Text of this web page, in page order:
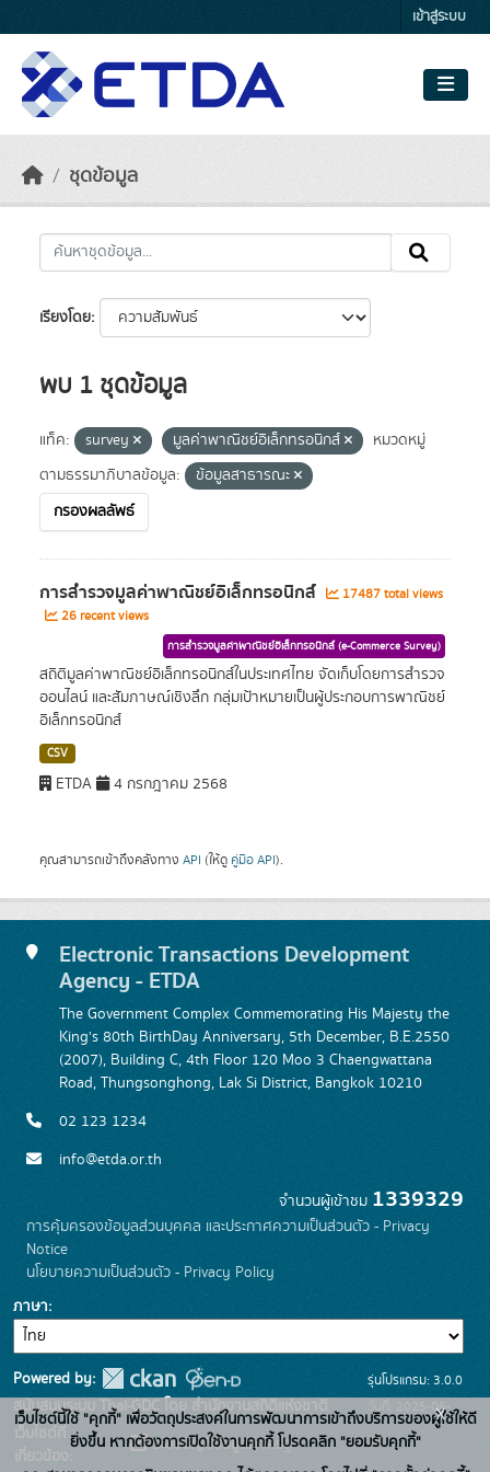
เข้าสู่ระบบ
ชุดข้อมูล
เรียงโดย
พบ 1 ชุดข้อมูล
แท็ค: survey มูลค่าพาณิชย์อิเล็กทรอนิกส์
หมวดหมู่
ตามธรรมาภิบาลข้อมูล:
ข้อมูลสาธารณะ
กรองผลลัพธ์
การสำรวจมูลค่าพาณิชย์อิเล็กทรอนิกส์
17487 total views
26 recent views
การสำรวจมูลค่าพาณิชย์อิเล็กทรอนิกส์ (e-Commerce Survey)
สถิติมูลค่าพาณิชย์อิเล็กทรอนิกส์ในประเทศไทย จัดเก็บโดยการสำรวจ
ออนไลน์ และสัมภาษณ์เชิงลึก กลุ่มเป้าหมายเป็นผู้ประกอบการพาณิชย์
อิเล็กทรอนิกส์
CSV
ETDA 4 กรกฎาคม 2568
คุณสามารถเข้าถึงคลังทาง API (ให้ดู คู่มือ API).
Electronic Transactions Development
Agency - ETDA
The Government Complex Commemorating His Majesty the
King's 80th BirthDay Anniversary, 5th December, B.E.2550
(2007), Building C, 4th Floor 120 Moo 3 Chaengwattana
Road, Thungsonghong, Lak Si District, Bangkok 10210
02 123 1234
info@etda.or.th
จำนวนผู้เข้าชม 1339329
การคุ้มครองข้อมูลส่วนบุคคล และประกาศความเป็นส่วนตัว - Privacy
Notice
นโยบายความเป็นส่วนตัว - Privacy Policy
ภาษา
Powered by:
สนับสนุนระบบ Thai-GDC โดย สำนักงานสถิติแห่งชาติ
เว็บไซต์ที่
เกี่ยวข้อง:
ระบบบัญชีข้อมูลภาครัฐ
รุ่นโปรแกรม: 3.0.0
วันที่: 2025-06-
26
เว็บไซต์นี้ใช้ "คุกกี้" เพื่อวัตถุประสงค์ในการพัฒนาการเข้าถึงบริการของผู้ใช้ให้ดี
ยิ่งขึ้น หากต้องการเปิดใช้งานคุกกี้ โปรดคลิก "ยอมรับคุกกี้"
x